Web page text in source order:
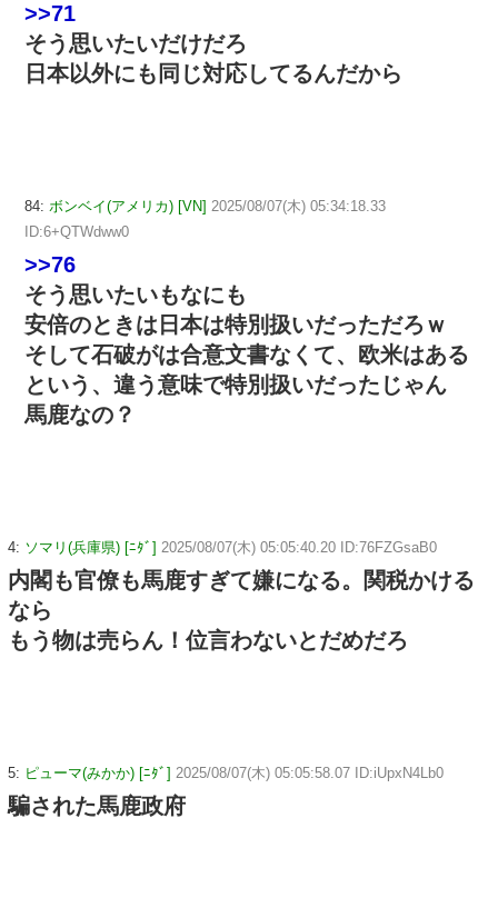
>>71
そう思いたいだけだろ
日本以外にも同じ対応してるんだから
84: ボンベイ(アメリカ) [VN] 2025/08/07(木) 05:34:18.33
ID:6+QTWdww0
>>76
そう思いたいもなにも
安倍のときは日本は特別扱いだっただろｗ
そして石破がは合意文書なくて、欧米はある
という、違う意味で特別扱いだったじゃん
馬鹿なの？
4: ソマリ(兵庫県) [ﾆﾀﾞ] 2025/08/07(木) 05:05:40.20 ID:76FZGsaB0
内閣も官僚も馬鹿すぎて嫌になる。関税かける
なら
もう物は売らん！位言わないとだめだろ
5: ピューマ(みかか) [ﾆﾀﾞ] 2025/08/07(木) 05:05:58.07 ID:iUpxN4Lb0
騙された馬鹿政府